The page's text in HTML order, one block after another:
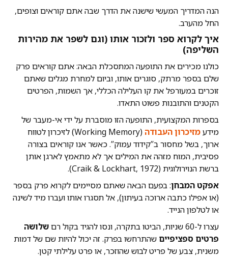
הנה המדריך המעשי שישנה את הדרך שבה אתם קוראים וצופים,
החל מהערב.
איך לקרוא ספר ולזכור אותו (וגם לשפר את מהירות
השליפה)
כולנו מכירים את התופעה המתסכלת הבאה: אתם קוראים פרק
שלם בספר מרתק, סוגרים אותו, וביום למחרת מגלים שאתם
זוכרים במעורפל את קו העלילה הכללי, אך השמות, הפרטים
הקטנים והתובנות פשוט התאדו.
בספרות המקצועית, התופעה הזו מוסברת על ידי אי-מעבר של
מידעמזיכרון העבודה
(Working Memory) לזיכרון לטווח
ארוך, בשל מחסור ב”קידוד עמוק”. כאשר אנו קוראים בצורה
פסיבית, המוח מזהה את המילים אך לא מתאמץ לארגן אותן
ברשת הנוירולוגית (Craik & Lockhart, 1972).
אפקט המבחן: בפעם הבאה שאתם מסיימים לקרוא פרק בספר
(או אפילו כתבה ארוכה בעיתון), אל תסגרו אותו ועברו מיד לשינה
או לטלפון הנייד.
עצרו ל-60 שניות, הביטו בתקרה, ונסו להגיד בקול רם
שלושה
פרטים ספציפיים שהתרחשו בפרק. זה יכול להיות שם של דמות
משנית, צבע של פריט לבוש שהוזכר, או פרט עלילתי קטן.